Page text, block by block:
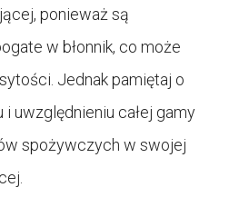
ponieważ są
w błonnik, co może
Jednak pamiętaj o
i uwzględnieniu całej gamy
spożywczych w swojej